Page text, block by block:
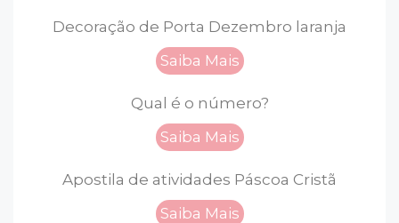
Decoração de Porta Dezembro laranja
Saiba Mais
Qual é o número?
Saiba Mais
Apostila de atividades Páscoa Cristã
Saiba Mais